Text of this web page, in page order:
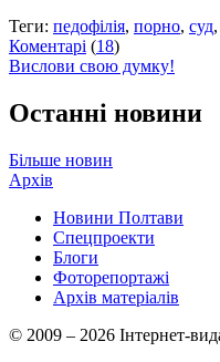
Теги: педофілія, порно, суд,
Коментарі (18)
Вислови свою думку!
Останні новини
Більше новин
Архів
Новини Полтави
Спецпроекти
Блоги
Фоторепортажі
Архів матеріалів
© 2009 – 2026 Інтернет-